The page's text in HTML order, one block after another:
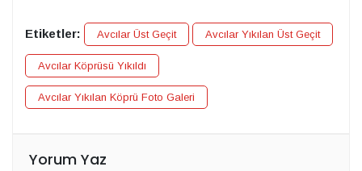
Etiketler: Avcılar Üst Geçit Avcılar Yıkılan Üst Geçit
Avcılar Köprüsü Yıkıldı
Avcılar Yıkılan Köprü Foto Galeri
Yorum Yaz